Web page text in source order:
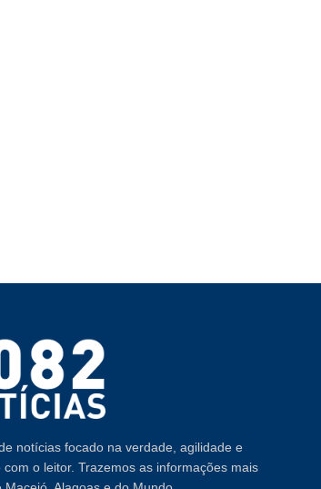
notícias focado na verdade, agilidade e
com o leitor. Trazemos as informações mais